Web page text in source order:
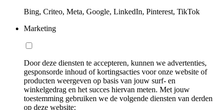
Bing, Criteo, Meta, Google, LinkedIn, Pinterest, TikTok
Marketing
Door deze diensten te accepteren, kunnen we advertenties,
gesponsorde inhoud of kortingsacties voor onze website of
producten weergeven op basis van jouw surf- en
winkelgedrag en het succes hiervan meten. Met jouw
toestemming gebruiken we de volgende diensten van derden
op deze website: